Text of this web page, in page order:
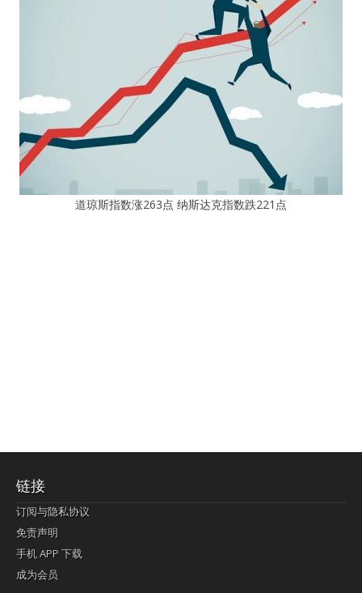
道琼斯指数涨263点 纳斯达克指数跌221点
链接
订阅与隐私协议
免责声明
手机 APP 下载
成为会员